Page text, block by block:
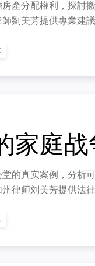
產分配權利，探討
劉美芳提供專業建
家庭战
的真实案例，分析
律师刘美芳提供法律